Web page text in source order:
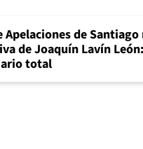
Apelaciones de
de Joaquín Lavín
total